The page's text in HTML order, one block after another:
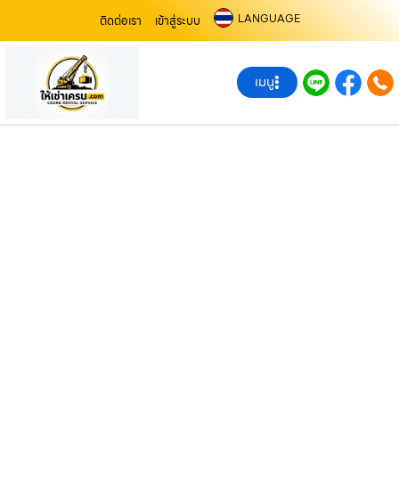
ติดต่อเรา เข้าสู่ระบบ LANGUAGE
เมนู